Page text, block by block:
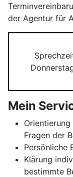
der Agentur für
Mein
Fragen der
Persönliche
Klärung
bestimmte